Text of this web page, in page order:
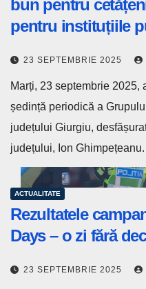
bun pentru
pentru instituțiile
23 SEPTEMBRIE 2025
Marți, 23 septembrie 2025,
ședință periodică a
județului Giurgiu,
județului, Ion
ACTUALITATE
Rezultatele
Days – o zi fără
23 SEPTEMBRIE 2025